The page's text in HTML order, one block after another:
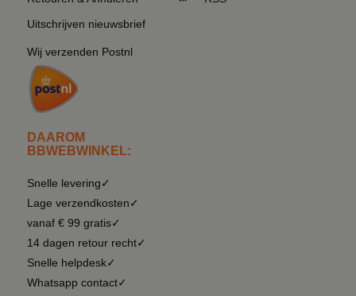
Uitschrijven nieuwsbrief
Wij verzenden Postnl
DAAROM
BBWEBWINKEL:
Snelle levering✓
Lage verzendkosten✓
vanaf € 99 gratis✓
14 dagen retour recht✓
Snelle helpdesk✓
Whatsapp contact✓